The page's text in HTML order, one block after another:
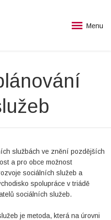
Menu
službách ve znění pozdějších
a pro obce možnost
sociálních služeb a
spolupráce v triádě
sociálních služeb.
je metoda, která na úrovni